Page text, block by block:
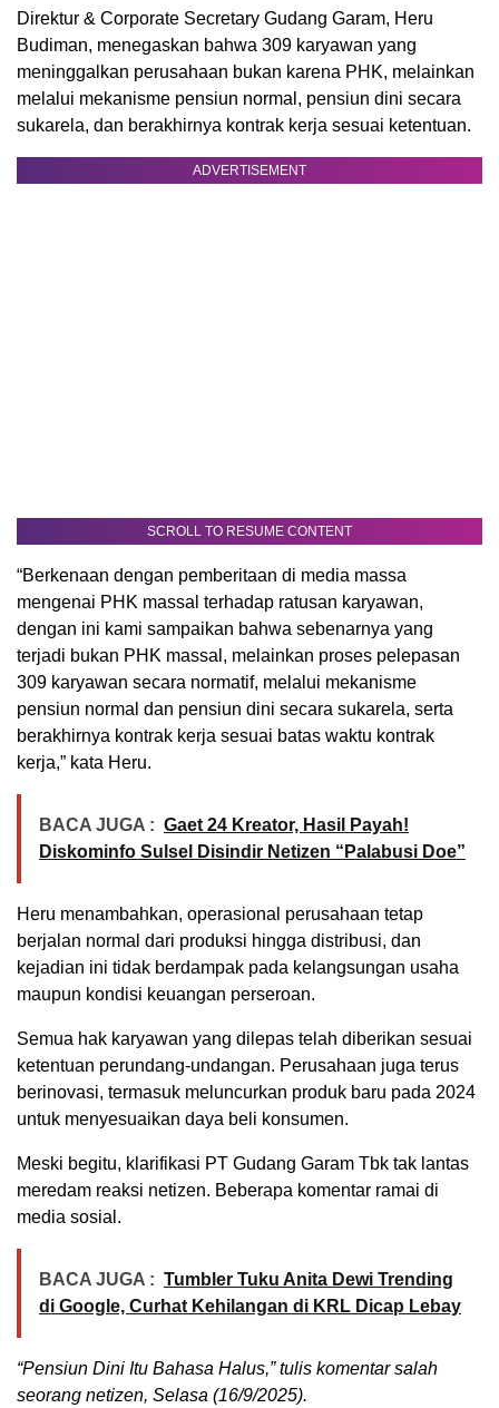
Direktur & Corporate Secretary Gudang Garam, Heru
Budiman, menegaskan bahwa 309 karyawan yang
meninggalkan perusahaan bukan karena PHK, melainkan
melalui mekanisme pensiun normal, pensiun dini secara
sukarela, dan berakhirnya kontrak kerja sesuai ketentuan.
ADVERTISEMENT
SCROLL TO RESUME CONTENT
“Berkenaan dengan pemberitaan di media massa
mengenai PHK massal terhadap ratusan karyawan,
dengan ini kami sampaikan bahwa sebenarnya yang
terjadi bukan PHK massal, melainkan proses pelepasan
309 karyawan secara normatif, melalui mekanisme
pensiun normal dan pensiun dini secara sukarela, serta
berakhirnya kontrak kerja sesuai batas waktu kontrak
kerja,” kata Heru.
BACA JUGA : Gaet 24 Kreator, Hasil Payah!
Diskominfo Sulsel Disindir Netizen “Palabusi Doe”
Heru menambahkan, operasional perusahaan tetap
berjalan normal dari produksi hingga distribusi, dan
kejadian ini tidak berdampak pada kelangsungan usaha
maupun kondisi keuangan perseroan.
Semua hak karyawan yang dilepas telah diberikan sesuai
ketentuan perundang-undangan. Perusahaan juga terus
berinovasi, termasuk meluncurkan produk baru pada 2024
untuk menyesuaikan daya beli konsumen.
Meski begitu, klarifikasi PT Gudang Garam Tbk tak lantas
meredam reaksi netizen. Beberapa komentar ramai di
media sosial.
BACA JUGA : Tumbler Tuku Anita Dewi Trending
di Google, Curhat Kehilangan di KRL Dicap Lebay
“Pensiun Dini Itu Bahasa Halus,” tulis komentar salah
seorang netizen, Selasa (16/9/2025).